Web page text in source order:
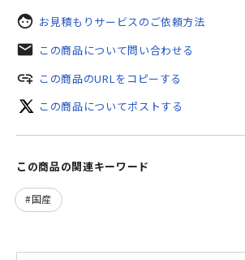
face お見積もりサービスのご依頼方法
mail この商品について問い合わせる
add_link この商品のURLをコピーする
この商品についてポストする
この商品の関連キーワード
国産